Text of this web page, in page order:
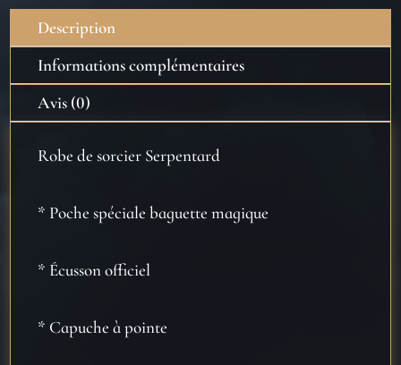
Serpentard
Harry
Potter
Description
Informations complémentaires
Avis (0)
Robe de sorcier Serpentard
* Poche spéciale baguette magique
* Écusson officiel
* Capuche à pointe